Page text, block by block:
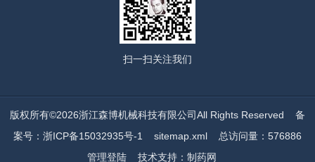
扫一扫关注我们
版权所有©2026浙江森博机械科技有限公司All Rights Reserved 备
案号：浙ICP备15032935号-1
sitemap.xml总访问量：576886
管理登陆技术支持： 制药网